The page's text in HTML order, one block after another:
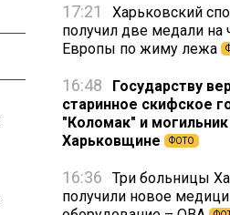
17:21
Харьковский
получил две медали на
Европы по жиму лежа
16:48
Государству
старинное скифское
"Коломак" и могильник
Харьковщине
ФОТО
16:36
Три больницы
получили новое